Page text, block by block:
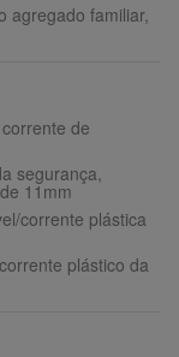
agregado familiar,
de
segurança,
11mm
corrente plástica
plástico da